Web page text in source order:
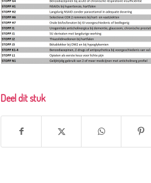
Deel dit stuk